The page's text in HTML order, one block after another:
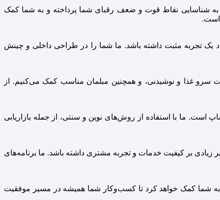
به شناسایی نقاط قوت و ضعف رقبای شما پرداخته و به شما کمک
است.
یک تجربه مثبت داشته باشد. ما شما را در طراحی داخلی و چینش
سرو غذا و نوشیدنی، و همچنین مبلمان مناسب کمک می‌کنیم. از
ما با استفاده از روش‌های نوین و سنتی، از جمله بازاریابی
بر کیفیت خدمات و تجربه مشتری داشته باشد. ما برنامه‌های
به شما کمک خواهد کرد تا کسب‌وکار شما همیشه در مسیر موفقیت